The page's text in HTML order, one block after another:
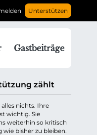
Unterstützen
Gastbeiträge
zählt
alles nichts. Ihre
wichtig. Sie
weiterhin so kritisch
wie bisher zu bleiben.